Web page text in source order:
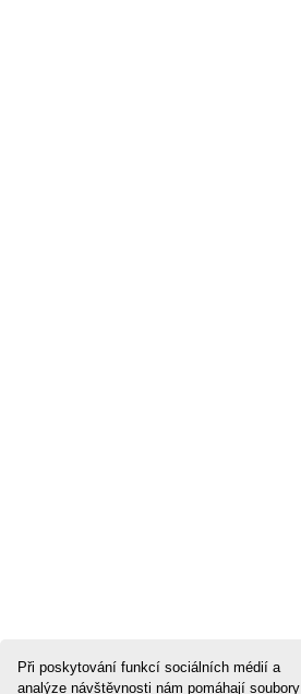
Při poskytování funkcí sociálních médií a
analýze návštěvnosti nám pomáhají soubory